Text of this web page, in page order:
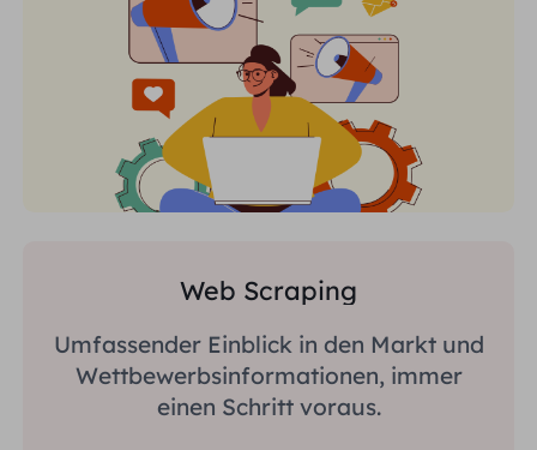
Web Scraping
Umfassender Einblick in den Markt und
Wettbewerbsinformationen, immer
einen Schritt voraus.